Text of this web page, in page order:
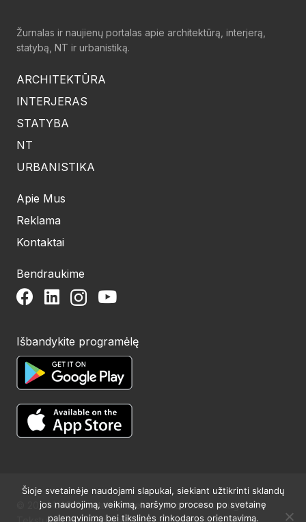
Žurnalas ir naujienų portalas apie architektūrą, interjerą,
statybą, NT ir urbanistiką.
ARCHITEKTŪRA
INTERJERAS
STATYBA
NT
URBANISTIKA
Apie Mus
Reklama
Kontaktai
Bendraukime
Išbandykite programėlę
© 2024 UAB Structum projektai. Visos teisės saugomos.
Šioje svetainėje naudojami slapukai, siekiant užtikrinti sklandų
jos naudojimą, veikimą, naršymo proceso po svetainę
palengvinimą bei tikslinės rinkodaros orientavimą.